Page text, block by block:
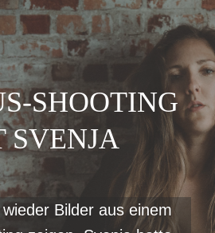
SHOOTING
SVENJA
Bilder aus einem